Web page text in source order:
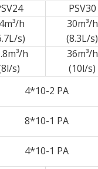
PSV30
h
s)
30m³/h
(8.3L/s)
h
s)
36m³/h
(10l/s)
4*10-2 PA
8*10-1 PA
4*10-1 PA